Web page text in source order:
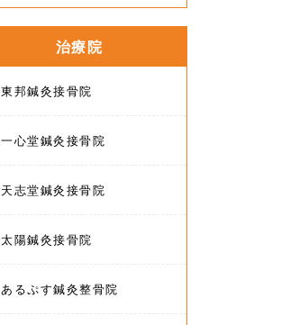
治療院
東邦鍼灸接骨院
一心堂鍼灸接骨院
天志堂鍼灸接骨院
太陽鍼灸接骨院
あるぷす鍼灸整骨院